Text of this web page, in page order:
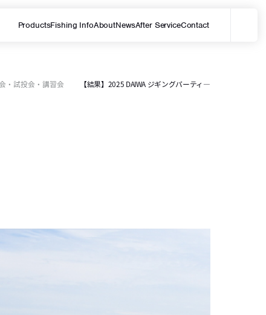
ProductsFishing InfoAboutNewsAfter ServiceContact
サイト内を検索する
・試投会・講習会 【結果】2025 DAIWA ジギングパーティ―